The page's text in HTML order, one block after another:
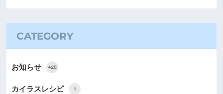
CATEGORY
お知らせ 425
カイラスレシピ 1